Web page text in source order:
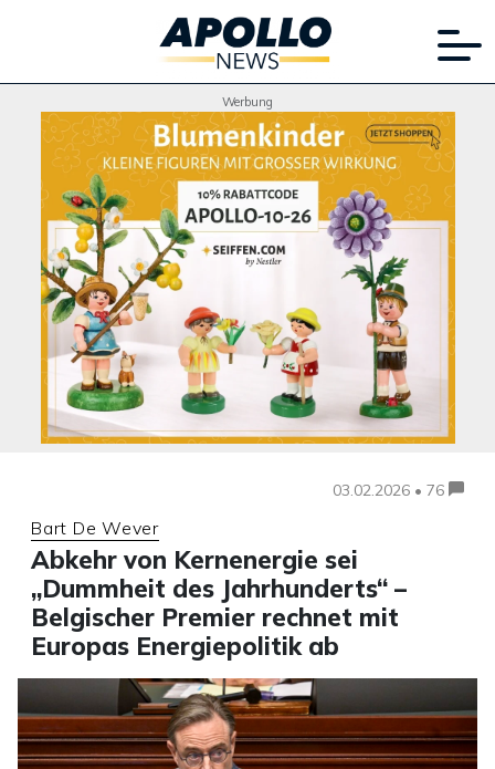
Werbung
03.02.2026 • 76
Bart De Wever
Abkehr von Kernenergie sei
„Dummheit des Jahrhunderts“ –
Belgischer Premier rechnet mit
Europas Energiepolitik ab